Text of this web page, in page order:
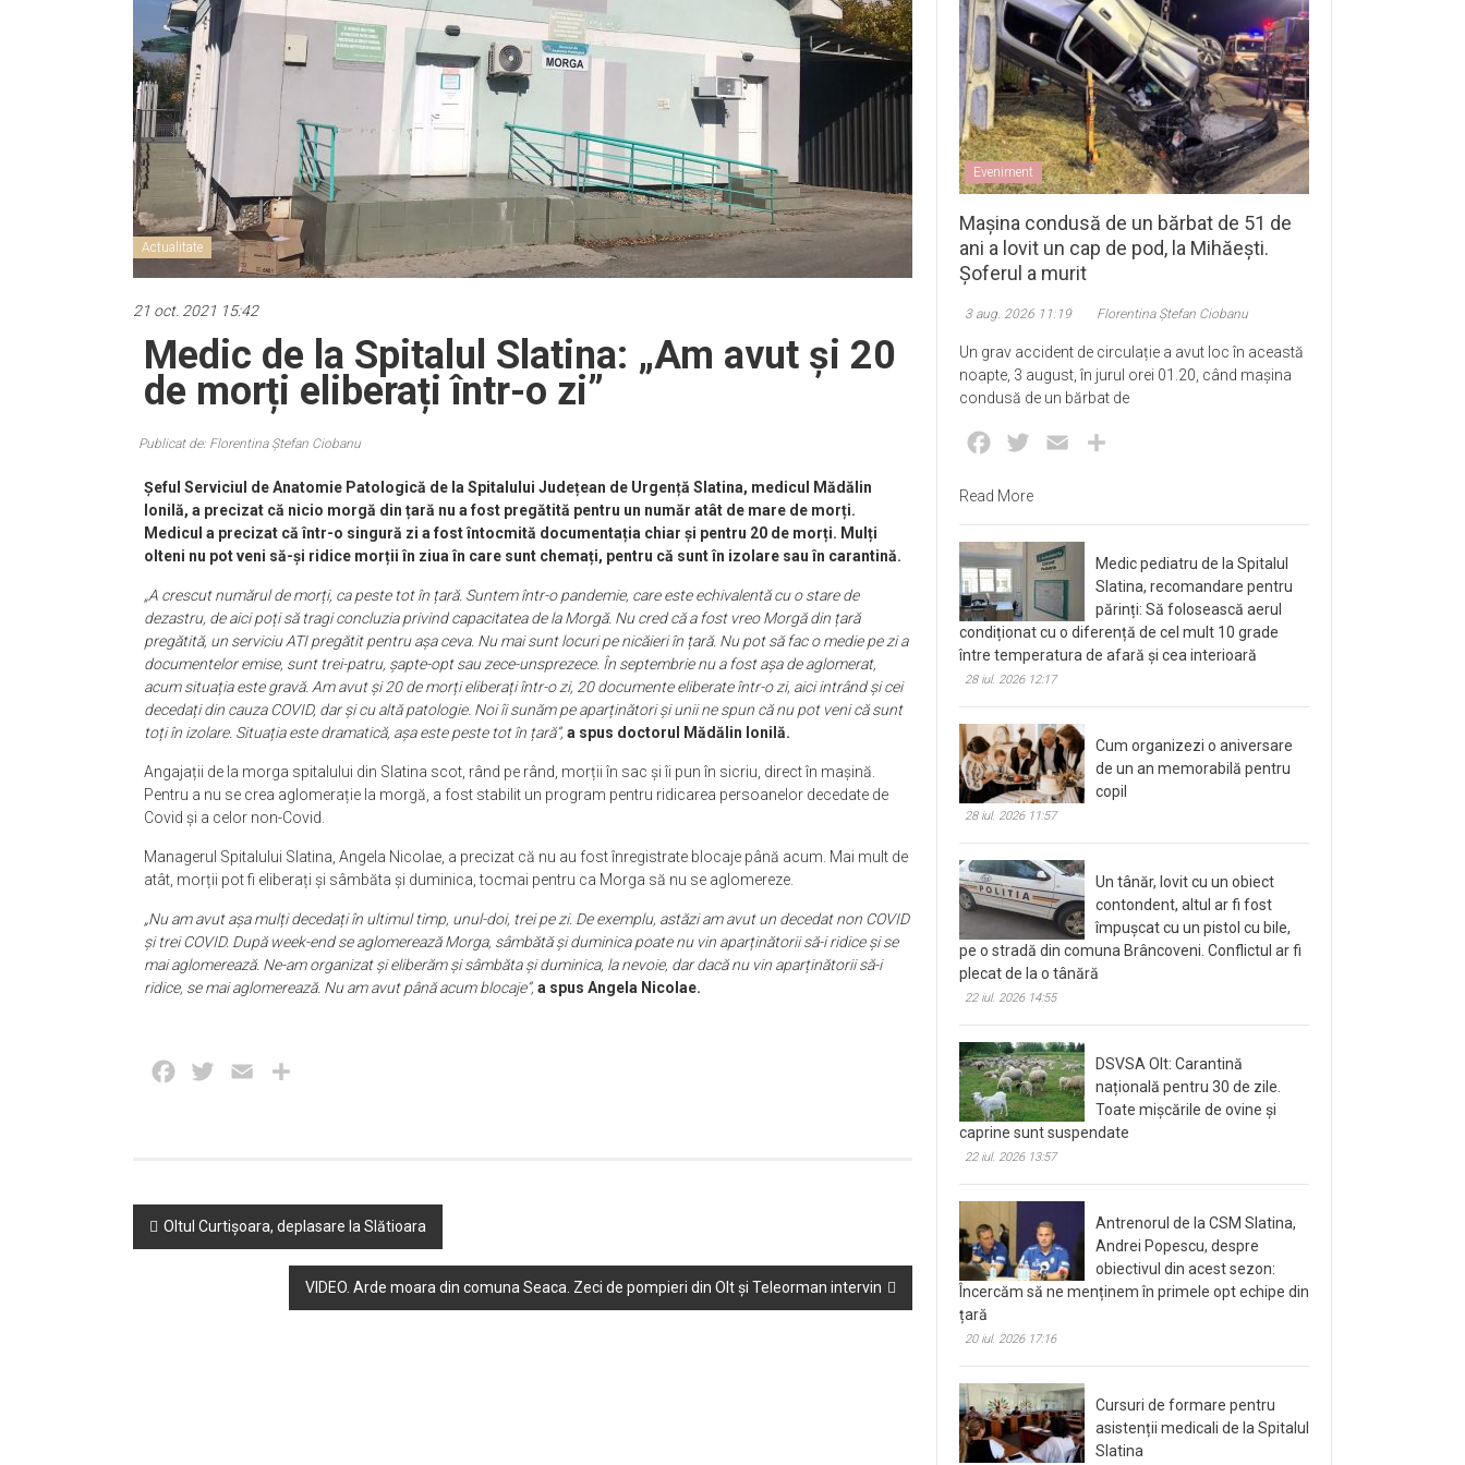
Actualitate
21 oct. 2021 15:42
Medic de la Spitalul Slatina: „Am avut și 20
de morți eliberați într-o zi”
Publicat de: Florentina Ștefan Ciobanu
Șeful Serviciul de Anatomie Patologică de la Spitalului Județean de Urgență Slatina, medicul Mădălin
Ionilă, a precizat că nicio morgă din țară nu a fost pregătită pentru un număr atât de mare de morți.
Medicul a precizat că într-o singură zi a fost întocmită documentația chiar și pentru 20 de morți. Mulți
olteni nu pot veni să-și ridice morții în ziua în care sunt chemați, pentru că sunt în izolare sau în carantină.
„A crescut numărul de morți, ca peste tot în țară. Suntem într-o pandemie, care este echivalentă cu o stare de
dezastru, de aici poți să tragi concluzia privind capacitatea de la Morgă. Nu cred că a fost vreo Morgă din țară
pregătită, un serviciu ATI pregătit pentru așa ceva. Nu mai sunt locuri pe nicăieri în țară. Nu pot să fac o medie pe zi a
documentelor emise, sunt trei-patru, șapte-opt sau zece-unsprezece. În septembrie nu a fost așa de aglomerat,
acum situația este gravă. Am avut și 20 de morți eliberați într-o zi, 20 documente eliberate într-o zi, aici intrând și cei
decedați din cauza COVID, dar și cu altă patologie. Noi îi sunăm pe aparținători și unii ne spun că nu pot veni că sunt
toți în izolare. Situația este dramatică, așa este peste tot în țară”, a spus doctorul Mădălin Ionilă.
Angajații de la morga spitalului din Slatina scot, rând pe rând, morții în sac și îi pun în sicriu, direct în mașină.
Pentru a nu se crea aglomerație la morgă, a fost stabilit un program pentru ridicarea persoanelor decedate de
Covid și a celor non-Covid.
Managerul Spitalului Slatina, Angela Nicolae, a precizat că nu au fost înregistrate blocaje până acum. Mai mult de
atât, morții pot fi eliberați și sâmbăta și duminica, tocmai pentru ca Morga să nu se aglomereze.
„Nu am avut așa mulți decedați în ultimul timp, unul-doi, trei pe zi. De exemplu, astăzi am avut un decedat non COVID
și trei COVID. După week-end se aglomerează Morga, sâmbătă și duminica poate nu vin aparținătorii să-i ridice și se
mai aglomerează. Ne-am organizat și eliberăm și sâmbăta și duminica, la nevoie, dar dacă nu vin aparținătorii să-i
ridice, se mai aglomerează. Nu am avut până acum blocaje”, a spus Angela Nicolae.
Facebook
Twitter Email
Post
navigation
Oltul Curtișoara, deplasare la Slătioara
VIDEO. Arde moara din comuna Seaca. Zeci de pompieri din Olt și Teleorman intervin
Eveniment
Mașina condusă de un bărbat de 51 de
ani a lovit un cap de pod, la Mihăești.
Șoferul a murit
3 aug. 2026 11:19 Florentina Ștefan Ciobanu
Un grav accident de circulație a avut loc în această
noapte, 3 august, în jurul orei 01.20, când mașina
condusă de un bărbat de
Facebook
Twitter Email
Read More
Medic pediatru de la Spitalul
Slatina, recomandare pentru
părinți: Să folosească aerul
condiționat cu o diferență de cel mult 10 grade
între temperatura de afară și cea interioară
28 iul. 2026 12:17
Cum organizezi o aniversare
de un an memorabilă pentru
copil
28 iul. 2026 11:57
Un tânăr, lovit cu un obiect
contondent, altul ar fi fost
împușcat cu un pistol cu bile,
pe o stradă din comuna Brâncoveni. Conflictul ar fi
plecat de la o tânără
22 iul. 2026 14:55
DSVSA Olt: Carantină
națională pentru 30 de zile.
Toate mișcările de ovine și
caprine sunt suspendate
22 iul. 2026 13:57
Antrenorul de la CSM Slatina,
Andrei Popescu, despre
obiectivul din acest sezon:
Încercăm să ne menținem în primele opt echipe din
țară
20 iul. 2026 17:16
Cursuri de formare pentru
asistenții medicali de la Spitalul
Slatina